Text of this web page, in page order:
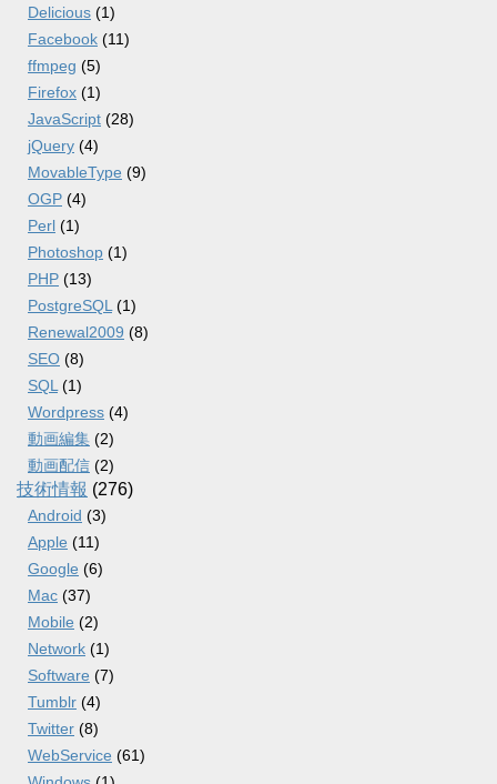
Delicious (1)
Facebook (11)
ffmpeg (5)
Firefox (1)
JavaScript (28)
jQuery (4)
MovableType (9)
OGP (4)
Perl (1)
Photoshop (1)
PHP (13)
PostgreSQL (1)
Renewal2009 (8)
SEO (8)
SQL (1)
Wordpress (4)
動画編集 (2)
動画配信 (2)
技術情報 (276)
Android (3)
Apple (11)
Google (6)
Mac (37)
Mobile (2)
Network (1)
Software (7)
Tumblr (4)
Twitter (8)
WebService (61)